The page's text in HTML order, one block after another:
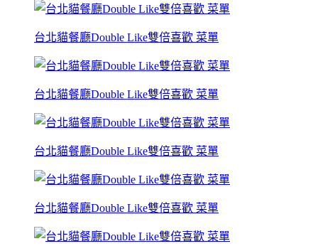
台北貓餐廳Double Like雙倍喜歡 菜單
台北貓餐廳Double Like雙倍喜歡 菜單
台北貓餐廳Double Like雙倍喜歡 菜單
台北貓餐廳Double Like雙倍喜歡 菜單